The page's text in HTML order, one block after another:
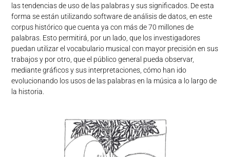
las tendencias de uso de las palabras y sus significados. De esta
forma se están utilizando software de análisis de datos, en este
corpus histórico que cuenta ya con más de 70 millones de
palabras. Esto permitirá, por un lado, que los investigadores
puedan utilizar el vocabulario musical con mayor precisión en sus
trabajos y por otro, que el público general pueda observar,
mediante gráficos y sus interpretaciones, cómo han ido
evolucionando los usos de las palabras en la música a lo largo de
la historia.